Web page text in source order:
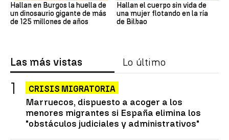
Hallan en Burgos la huella de
un dinosaurio gigante de más
de 125 millones de años
Hallan el cuerpo sin vida de
una mujer flotando en la ría
de Bilbao
Las más vistas Lo último
CRISIS MIGRATORIA
Marruecos, dispuesto a acoger a los
menores migrantes si España elimina los
"obstáculos judiciales y administrativos"